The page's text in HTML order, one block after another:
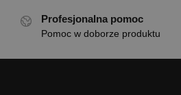
Profesjonalna pomoc
Pomoc w doborze produktu